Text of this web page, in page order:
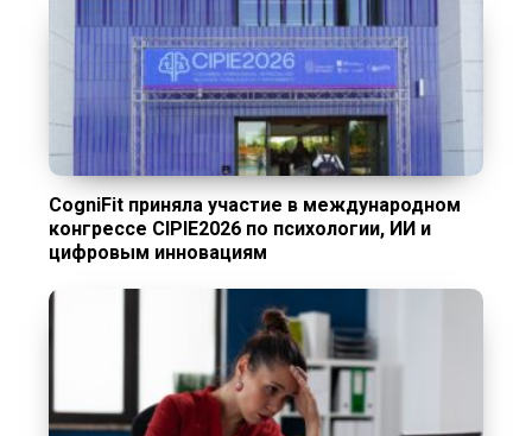
CogniFit приняла участие в международном
конгрессе CIPIE2026 по психологии, ИИ и
цифровым инновациям